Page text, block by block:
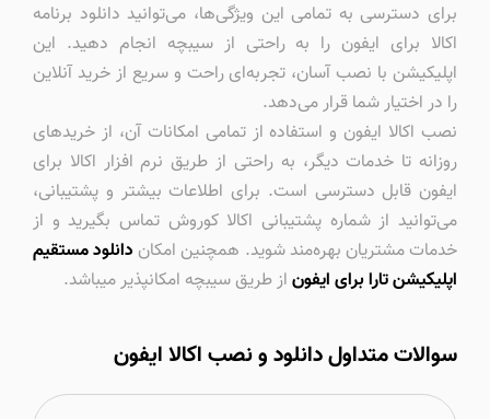
برای دسترسی به تمامی این ویژگی‌ها، می‌توانید دانلود برنامه
اکالا برای ایفون را به راحتی از سیبچه انجام دهید. این
اپلیکیشن با نصب آسان، تجربه‌ای راحت و سریع از خرید آنلاین
را در اختیار شما قرار می‌دهد.
نصب اکالا ایفون و استفاده از تمامی امکانات آن، از خریدهای
روزانه تا خدمات دیگر، به راحتی از طریق نرم افزار اکالا برای
ایفون قابل دسترسی است. برای اطلاعات بیشتر و پشتیبانی،
می‌توانید از شماره پشتیبانی اکالا کوروش تماس بگیرید و از
خدمات مشتریان بهره‌مند شوید. همچنین امکان دانلود مستقیم
اپلیکیشن تارا برای ایفون از طریق سیبچه امکانپذیر میباشد.
سوالات متداول دانلود و نصب اکالا ایفون